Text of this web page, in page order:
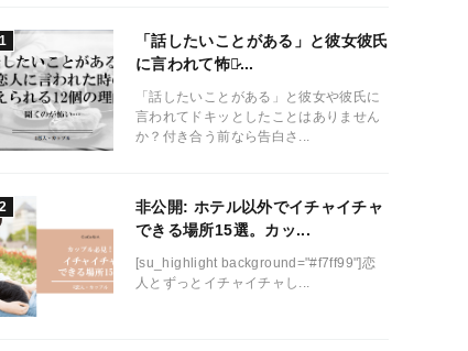
「話したいことがある」と彼女彼氏
に言われて怖い̷...
「話したいことがある」と彼女や彼氏に
言われてドキッとしたことはありません
か？付き合う前なら告白さ...
非公開: ホテル以外でイチャイチャ
できる場所15選。カッ...
[su_highlight background="#f7ff99"]恋
人とずっとイチャイチャし...